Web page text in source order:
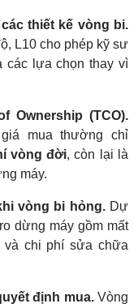
thiết kế vòng bi.
L10 cho phép kỹ sư
các lựa chọn thay vì
Ownership (TCO).
mua thường chỉ
vòng đời, còn lại là
máy.
vòng bi hỏng.Dự
dừng máy gồm mất
và chi phí sửa chữa
định mua.Vòng